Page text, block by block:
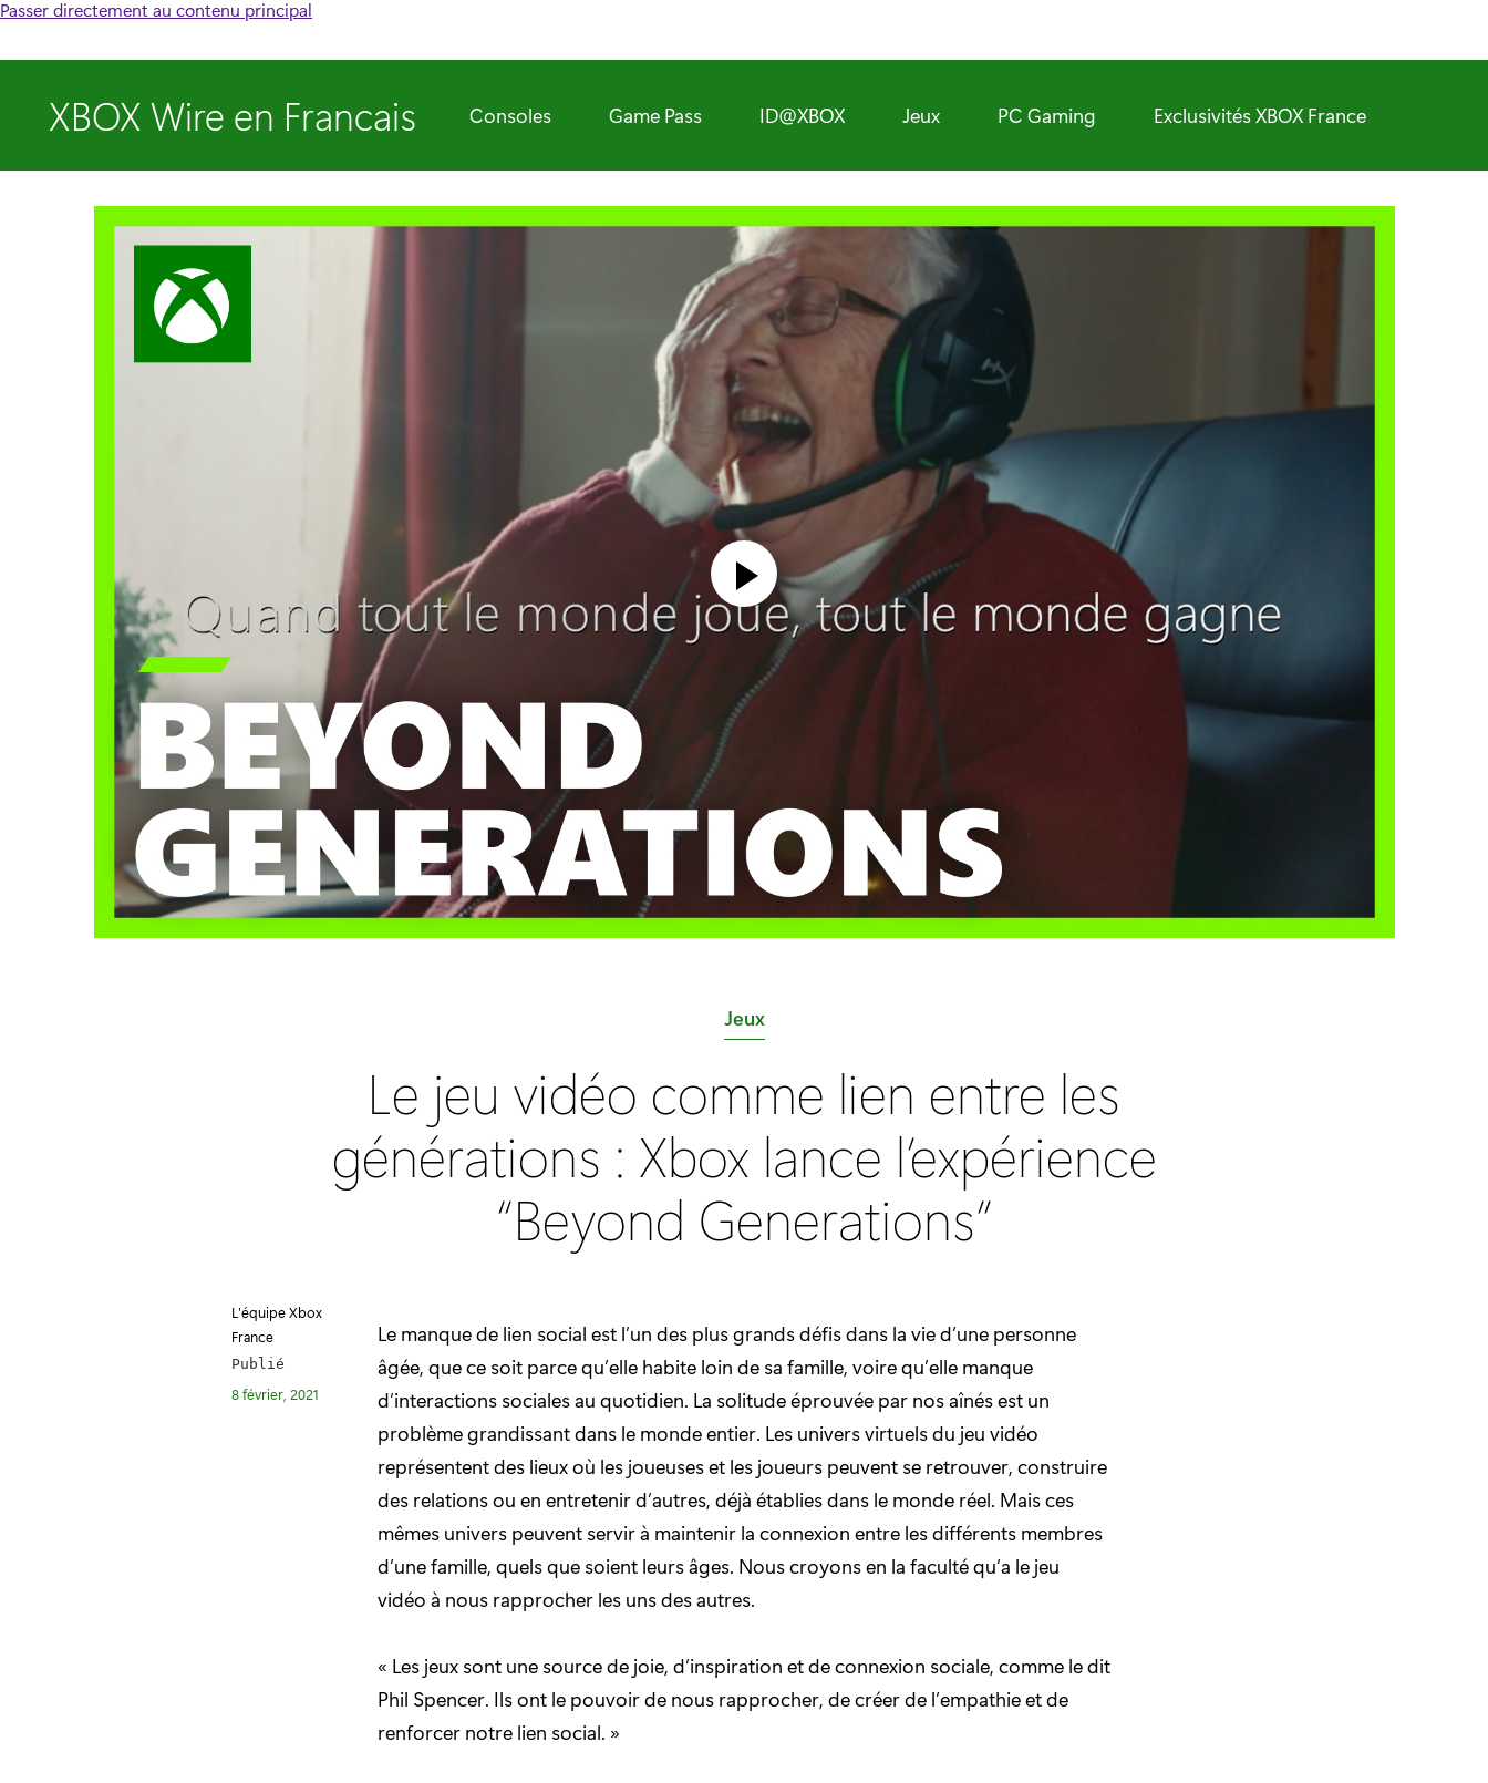
Passer directement au contenu principal
XBOX Wire en Francais Consoles Game Pass ID@XBOX Jeux PC Gaming Exclusivités XBOX France
C
t
é
g
o
r
i
Jeux
Le jeu vidéo comme lien entre les
générations : Xbox lance l’expérience
“Beyond Generations”
L'équipe Xbox
France
Publié
8 février, 2021
Le manque de lien social est l’un des plus grands défis dans la vie d’une personne
âgée, que ce soit parce qu’elle habite loin de sa famille, voire qu’elle manque
d’interactions sociales au quotidien. La solitude éprouvée par nos aînés est un
problème grandissant dans le monde entier. Les univers virtuels du jeu vidéo
représentent des lieux où les joueuses et les joueurs peuvent se retrouver, construire
des relations ou en entretenir d’autres, déjà établies dans le monde réel. Mais ces
mêmes univers peuvent servir à maintenir la connexion entre les différents membres
d’une famille, quels que soient leurs âges. Nous croyons en la faculté qu’a le jeu
vidéo à nous rapprocher les uns des autres.
« Les jeux sont une source de joie, d’inspiration et de connexion sociale, comme le dit
Phil Spencer. Ils ont le pouvoir de nous rapprocher, de créer de l’empathie et de
renforcer notre lien social. »